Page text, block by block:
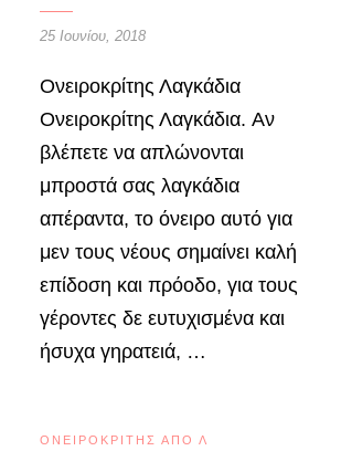
25 Ιουνίου, 2018
Ονειροκρίτης Λαγκάδια
Ονειροκρίτης Λαγκάδια. Αν
βλέπετε να απλώνονται
μπροστά σας λαγκάδια
απέραντα, το όνειρο αυτό για
μεν τους νέους σημαίνει καλή
επίδοση και πρόοδο, για τους
γέροντες δε ευτυχισμένα και
ήσυχα γηρατειά, …
ΟΝΕΙΡΟΚΡΊΤΗΣ ΑΠΌ Λ